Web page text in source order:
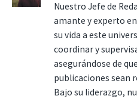
Nuestro Jefe de
amante y experto
su vida a este
coordinar y
asegurándose de
publicaciones sean
Bajo su liderazgo,